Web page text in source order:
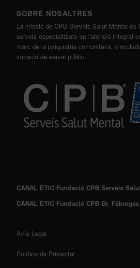
SOBRE NOSALTRES
La missió de CPB Serveis Salut Mental és
serveis especialitzats en l'atenció integral
marc de la psiquiatria comunitària,
vocació de servei públic.
CANAL ÈTIC Fundació CPB Serveis
CANAL ÈTIC Fundació CPB Dr. Fàbregas
Avís Legal
Política de Privacitat